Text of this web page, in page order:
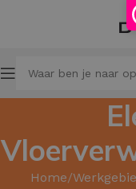
Home